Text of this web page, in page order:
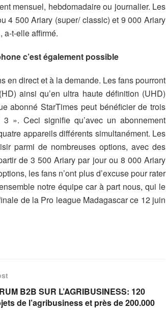
mensuel, hebdomadaire ou journalier. Les
4 500 Ariary (super/ classic) et 9 000 Ariary
a-t-elle affirmé.
c’est également possible
en direct et à la demande. Les fans pourront
ainsi qu’en ultra haute définition (UHD)
abonné StarTimes peut bénéficier de trois
». Ceci signifie qu’avec un abonnement
appareils différents simultanément. Les
parmi de nombreuses options, avec des
de 3 500 Ariary par jour ou 8 000 Ariary
les fans n’ont plus d’excuse pour rater
notre équipe car à part nous, qui le
de la Pro league Madagascar ce 12 juin
B2B SUR L’AGRIBUSINESS: 120
de l’agribusiness et près de 200.000